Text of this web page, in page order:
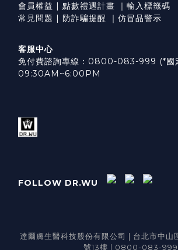
會員權益 | 點數禮遇計畫 ｜ 輸入標籤碼
常見問題 | 防詐騙提醒 ｜ 仿冒品警示
客服中心
免付費諮詢專線：0800-083-999 (*國
09:30AM~6:00PM
FOLLOW DR.WU
達爾膚生醫科技股份有限公司 | 台北市中山
號13樓 | 0800-083-999